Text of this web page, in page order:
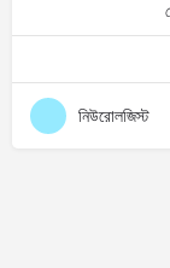
নিউরোলজিস্ট